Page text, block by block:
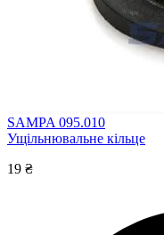
SAMPA 095.010
Ущільнювальне кільце
19 ₴